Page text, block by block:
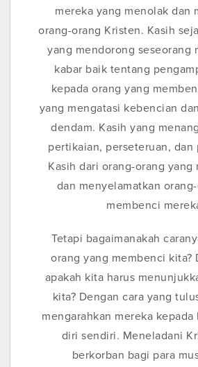
mereka yang menolak dan
orang-orang Kristen. Kasih
yang mendorong seseorang
kabar baik tentang
kepada orang yang
yang mengatasi kebencian
dendam. Kasih yang
pertikaian, perseteruan, dan
Kasih dari orang-orang yang
dan menyelamatkan
membenci
Tetapi bagaimanakah
orang yang membenci kita?
apakah kita harus
kita? Dengan cara yang
mengarahkan mereka kepada
diri sendiri. Meneladani
berkorban bagi para